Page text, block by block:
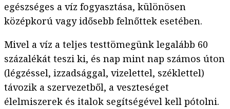
egészséges a víz fogyasztása, különösen
középkorú vagy idősebb felnőttek esetében.
Mivel a víz a teljes testtömegünk legalább 60
százalékát teszi ki, és nap mint nap számos úton
(légzéssel, izzadsággal, vizelettel, széklettel)
távozik a szervezetből, a veszteséget
élelmiszerek és italok segítségével kell pótolni.